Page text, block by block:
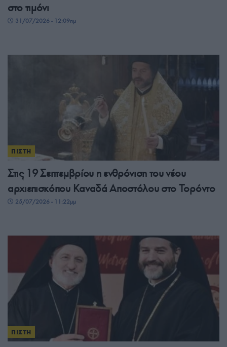
στο τιμόνι
31/07/2026 - 12:09πμ
ΠΙΣΤΗ
Στις 19 Σεπτεμβρίου η ενθρόνιση του νέου
αρχιεπισκόπου Καναδά Αποστόλου στο Τορόντο
25/07/2026 - 11:22μμ
ΠΙΣΤΗ